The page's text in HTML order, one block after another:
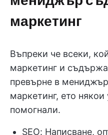
маркетинг
Въпреки че всеки,
маркетинг и
превърне в
маркетинг, ето
помогнали.
SEO: Написване,